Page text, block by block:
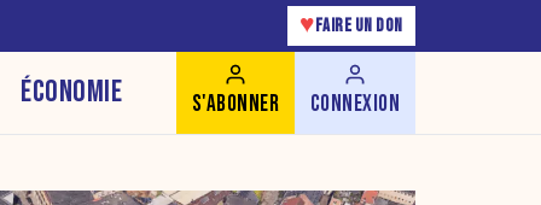
♥ FAIRE UN DON
ÉCONOMIE S'ABONNER CONNEXION